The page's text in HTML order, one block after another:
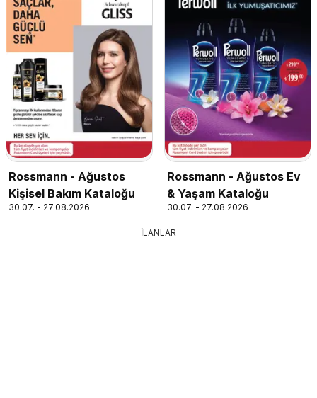
Rossmann - Ağustos
Kişisel Bakım Kataloğu
30.07. - 27.08.2026
Rossmann - Ağustos Ev
& Yaşam Kataloğu
30.07. - 27.08.2026
İLANLAR